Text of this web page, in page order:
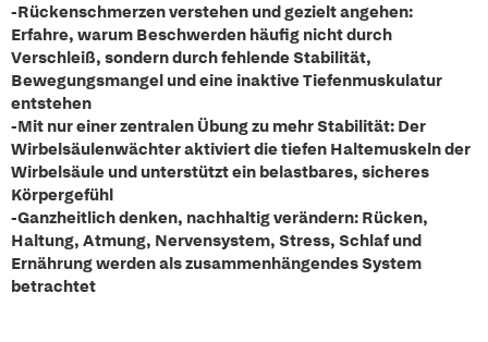
-Rückenschmerzen verstehen und gezielt angehen:
Erfahre, warum Beschwerden häufig nicht durch
Verschleiß, sondern durch fehlende Stabilität,
Bewegungsmangel und eine inaktive Tiefenmuskulatur
entstehen
-Mit nur einer zentralen Übung zu mehr Stabilität: Der
Wirbelsäulenwächter aktiviert die tiefen Haltemuskeln der
Wirbelsäule und unterstützt ein belastbares, sicheres
Körpergefühl
-Ganzheitlich denken, nachhaltig verändern: Rücken,
Haltung, Atmung, Nervensystem, Stress, Schlaf und
Ernährung werden als zusammenhängendes System
betrachtet